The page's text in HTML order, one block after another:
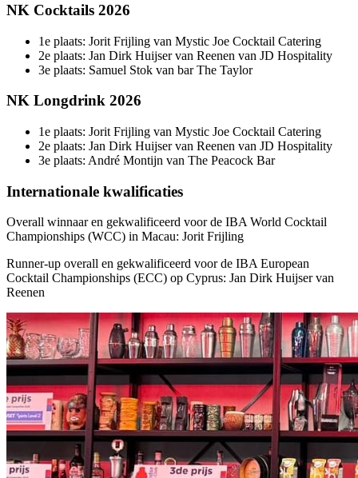
NK Cocktails 2026
1e plaats: Jorit Frijling van Mystic Joe Cocktail Catering
2e plaats: Jan Dirk Huijser van Reenen van JD Hospitality
3e plaats: Samuel Stok van bar The Taylor
NK Longdrink 2026
1e plaats: Jorit Frijling van Mystic Joe Cocktail Catering
2e plaats: Jan Dirk Huijser van Reenen van JD Hospitality
3e plaats: André Montijn van The Peacock Bar
Internationale kwalificaties
Overall winnaar en gekwalificeerd voor de IBA World Cocktail
Championships (WCC) in Macau: Jorit Frijling
Runner-up overall en gekwalificeerd voor de IBA European
Cocktail Championships (ECC) op Cyprus: Jan Dirk Huijser van
Reenen